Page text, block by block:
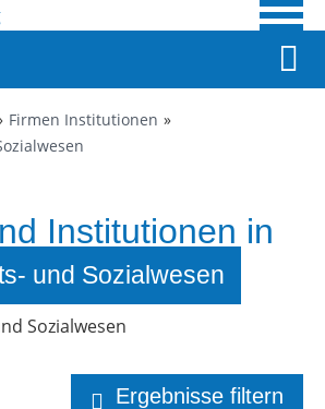
Firmen Institutionen
Institutionen in
und Sozialwesen
Ergebnisse filtern